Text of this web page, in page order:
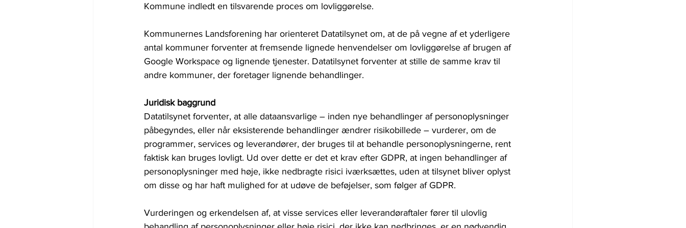
Kommune indledt en tilsvarende proces om lovliggørelse.
Kommunernes Landsforening har orienteret Datatilsynet om, at de på vegne af et yderligere
antal kommuner forventer at fremsende lignede henvendelser om lovliggørelse af brugen af
Google Workspace og lignende tjenester. Datatilsynet forventer at stille de samme krav til
andre kommuner, der foretager lignende behandlinger.
Juridisk baggrund
Datatilsynet forventer, at alle dataansvarlige – inden nye behandlinger af personoplysninger
påbegyndes, eller når eksisterende behandlinger ændrer risikobillede – vurderer, om de
programmer, services og leverandører, der bruges til at behandle personoplysningerne, rent
faktisk kan bruges lovligt. Ud over dette er det et krav efter GDPR, at ingen behandlinger af
personoplysninger med høje, ikke nedbragte risici iværksættes, uden at tilsynet bliver oplyst
om disse og har haft mulighed for at udøve de beføjelser, som følger af GDPR.
Vurderingen og erkendelsen af, at visse services eller leverandøraftaler fører til ulovlig